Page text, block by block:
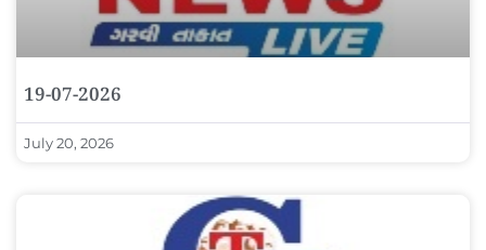
19-07-2026
July 20, 2026